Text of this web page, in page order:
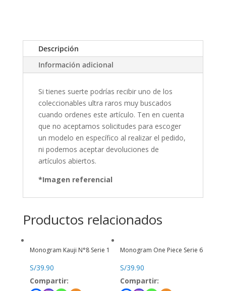
Descripción
Información adicional
Si tienes suerte podrías recibir uno de los
coleccionables ultra raros muy buscados
cuando ordenes este artículo. Ten en cuenta
que no aceptamos solicitudes para escoger
un modelo en específico al realizar el pedido,
ni podemos aceptar devoluciones de
artículos abiertos.
*Imagen referencial
Productos relacionados
Monogram Kauji N°8 Serie 1
S/39.90
Compartir:
Monogram One Piece Serie 6
S/39.90
Compartir: